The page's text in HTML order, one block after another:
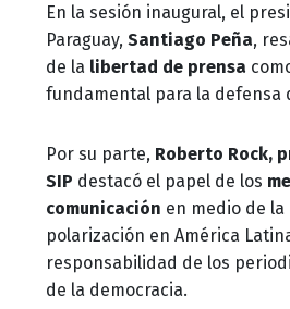
En la sesión inaugural, el
Paraguay, Santiago Peña,
de la libertad de prensa
fundamental para la defensa
Por su parte, Roberto Rock,
SIP destacó el papel de los
comunicación en medio de
polarización en América
responsabilidad de los
de la democracia.